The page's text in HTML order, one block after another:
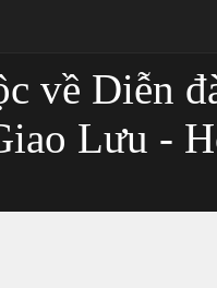
về Diễn
Lưu -